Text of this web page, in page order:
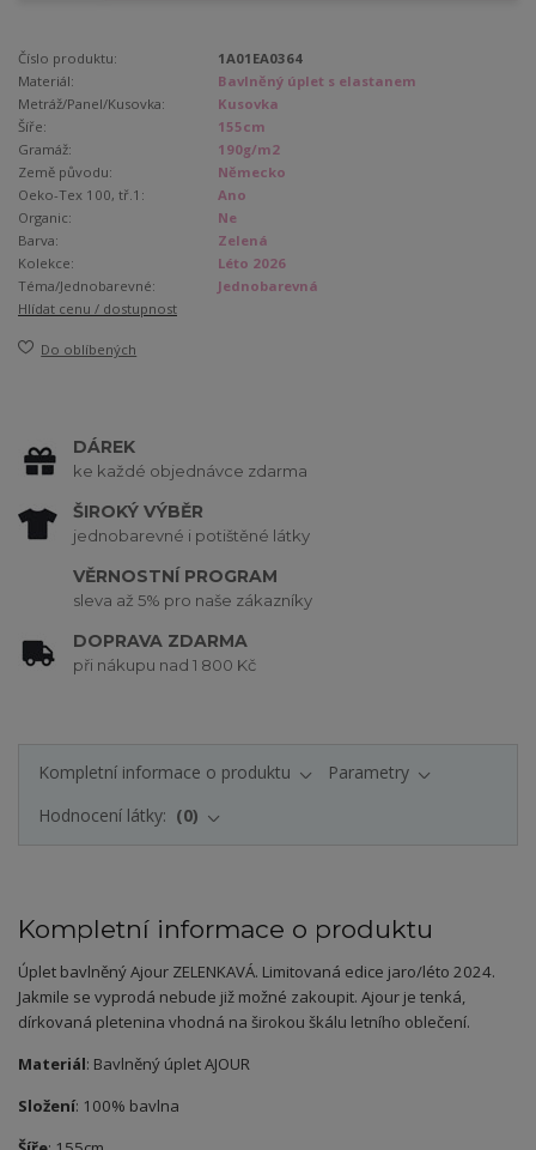
Číslo produktu:
1A01EA0364
Materiál:
Bavlněný úplet s elastanem
Metráž/Panel/Kusovka:
Kusovka
Šíře:
155cm
Gramáž:
190g/m2
Země původu:
Německo
Oeko-Tex 100, tř.1:
Ano
Organic:
Ne
Barva:
Zelená
Kolekce:
Léto 2026
Téma/Jednobarevné:
Jednobarevná
Hlídat cenu / dostupnost
Do oblíbených
DÁREK
ke každé objednávce zdarma
ŠIROKÝ VÝBĚR
jednobarevné i potištěné látky
VĚRNOSTNÍ PROGRAM
sleva až 5% pro naše zákazníky
DOPRAVA ZDARMA
při nákupu nad 1 800 Kč
Kompletní informace o produktu
Parametry
Hodnocení látky:
0
Kompletní informace o produktu
Úplet bavlněný Ajour ZELENKAVÁ. Limitovaná edice jaro/léto 2024.
Jakmile se vyprodá nebude již možné zakoupit. Ajour je tenká,
dírkovaná pletenina vhodná na širokou škálu letního oblečení.
Materiál: Bavlněný úplet AJOUR
Složení: 100% bavlna